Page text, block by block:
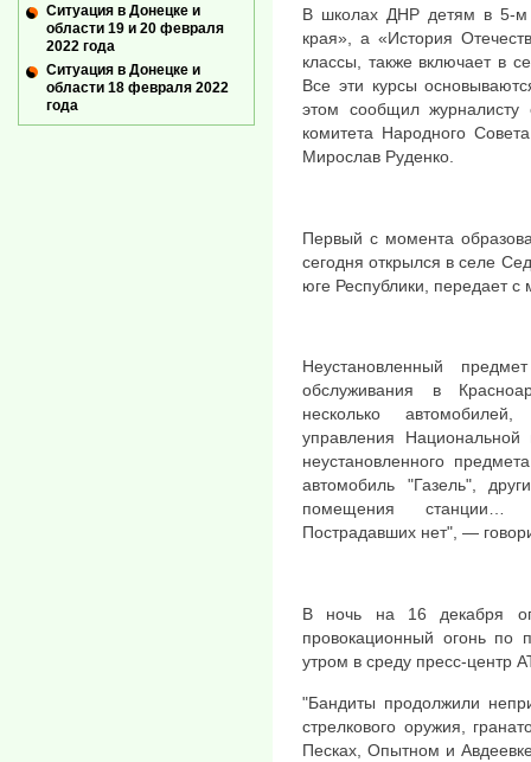
В школах ДНР детям в 5-м
края», а «История
классы, также включает в
Все эти курсы
этом сообщил журналисту
комитета Народного
Мирослав Руденко.
Первый с момента
сегодня открылся в селе
юге Республики, передает
Неустановленный
обслуживания в
несколько
управления
неустановленного
автомобиль "Газель",
помещения станции…
Пострадавших нет", —
В ночь на 16 декабря
провокационный огонь по
утром в среду пресс-центр
"Бандиты продолжили
стрелкового оружия,
Песках, Опытном и
Ситуация в Донецке и
области 19 и 20 февраля
2022 года
Ситуация в Донецке и
области 18 февраля 2022
года